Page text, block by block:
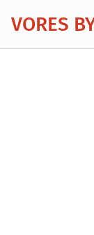
VORES